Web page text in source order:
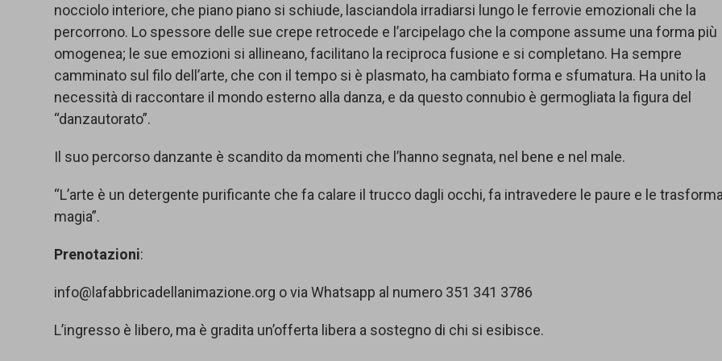
nocciolo interiore, che piano piano si schiude, lasciandola irradiarsi lungo le ferrovie emozionali che la
percorrono. Lo spessore delle sue crepe retrocede e l’arcipelago che la compone assume una forma più
omogenea; le sue emozioni si allineano, facilitano la reciproca fusione e si completano. Ha sempre
camminato sul filo dell’arte, che con il tempo si è plasmato, ha cambiato forma e sfumatura. Ha unito la
necessità di raccontare il mondo esterno alla danza, e da questo connubio è germogliata la figura del
“danzautorato”.
Il suo percorso danzante è scandito da momenti che l’hanno segnata, nel bene e nel male.
“L’arte è un detergente purificante che fa calare il trucco dagli occhi, fa intravedere le paure e le
magia”.
Prenotazioni:
info@lafabbricadellanimazione.org o via Whatsapp al numero 351 341 3786
L’ingresso è libero, ma è gradita un’offerta libera a sostegno di chi si esibisce.